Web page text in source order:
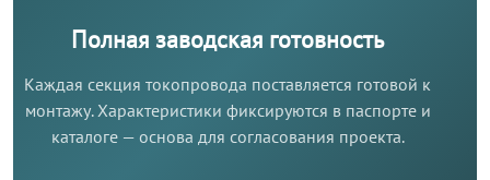
Полная заводская готовность
Каждая секция токопровода поставляется готовой к
монтажу. Характеристики фиксируются в паспорте и
каталоге — основа для согласования проекта.